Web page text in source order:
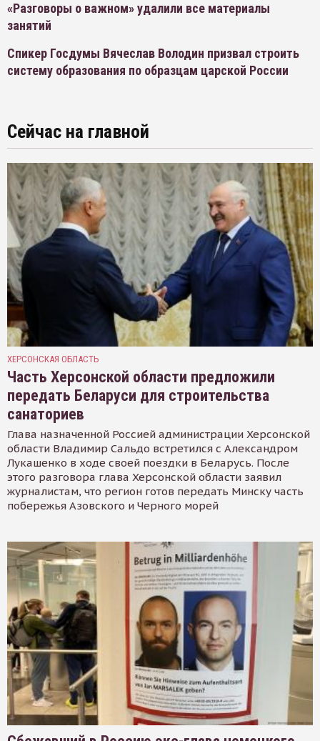
«Разговоры о важном» удалили все материалы
занятий
Спикер Госдумы Вячеслав Володин призвал строить
систему образования по образцам царской России
Сейчас на главной
ХЕРСОНСКАЯ ОБЛАСТЬ
Часть Херсонской области предложили
передать Беларуси для строительства
санаториев
Глава назначенной Россией администрации Херсонской
области Владимир Сальдо встретился с Александром
Лукашенко в ходе своей поездки в Беларусь. После
этого разговора глава Херсонской области заявил
журналистам, что регион готов передать Минску часть
побережья Азовского и Черного морей